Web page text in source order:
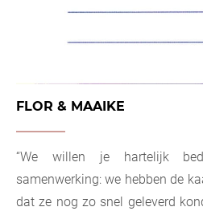
FLOR & MAAIKE
“We willen je hartelijk
samenwerking: we hebben de
dat ze nog zo snel geleverd